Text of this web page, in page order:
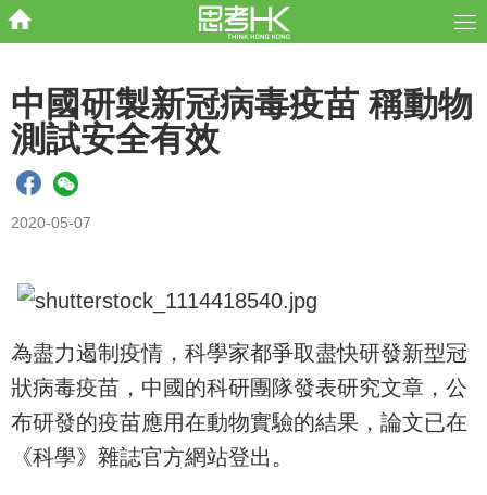
中國研製新冠病毒疫苗 稱動物
測試安全有效
2020-05-07
為盡力遏制疫情，科學家都爭取盡快研發新型冠
狀病毒疫苗，中國的科研團隊發表研究文章，公
布研發的疫苗應用在動物實驗的結果，論文已在
《科學》雜誌官方網站登出。